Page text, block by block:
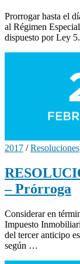
Prorrogar hasta el
al Régimen
dispuesto por Ley
2017 /Resoluciones
– Prórroga
Considerar en
Impuesto
del tercer anticipo
según …